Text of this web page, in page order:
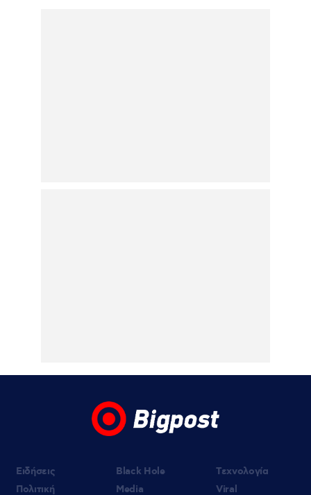
Ειδήσεις
Πολιτική
Black Hole
Media
Τεχνολογία
Viral